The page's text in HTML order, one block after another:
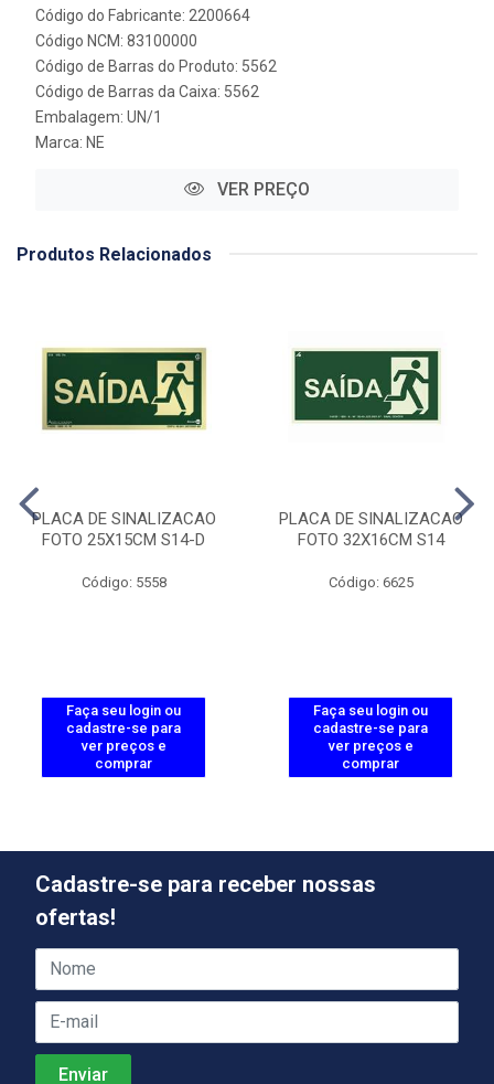
Código do Fabricante: 2200664
Código NCM: 83100000
Código de Barras do Produto: 5562
Código de Barras da Caixa: 5562
Embalagem: UN/1
Marca: NE
VER PREÇO
Produtos Relacionados
PLACA DE SINALIZACAO
FOTO 25X15CM S14-D
Código: 5558
Faça seu login ou
cadastre-se para
ver preços e
comprar
PLACA DE SINALIZACAO
FOTO 32X16CM S14
Código: 6625
Faça seu login ou
cadastre-se para
ver preços e
comprar
Cadastre-se para receber nossas
ofertas!